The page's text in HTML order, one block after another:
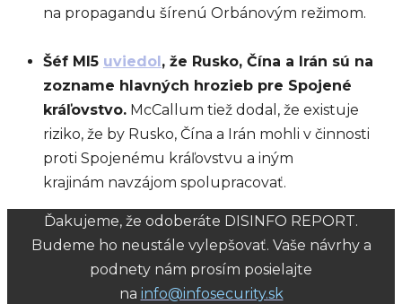
na propagandu šírenú Orbánovým režimom.
Šéf MI5 uviedol , že Rusko, Čína a Irán sú na
zozname hlavných hrozieb pre Spojené
kráľovstvo. McCallum tiež dodal, že existuje
riziko, že by Rusko, Čína a Irán mohli v činnosti
proti Spojenému kráľovstvu a iným
krajinám navzájom spolupracovať.
Ďakujeme, že odoberáte DISINFO REPORT.
Budeme ho neustále vylepšovať. Vaše návrhy a
podnety nám prosím posielajte
na info@infosecurity.sk